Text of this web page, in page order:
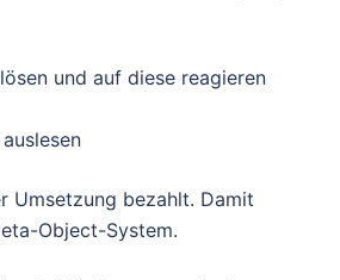
und auf diese reagieren
Umsetzung bezahlt. Damit
Object-System.